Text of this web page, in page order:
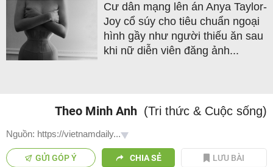
Cư dân mạng lên án Anya Taylor-
Joy cổ súy cho tiêu chuẩn ngoại
hình gầy như người thiếu ăn sau
khi nữ diễn viên đăng ảnh...
Theo Minh Anh (Tri thức & Cuộc sống)
Nguồn: https://vietnamdaily...
GỬI GÓP Ý CHIA SẺ LƯU BÀI